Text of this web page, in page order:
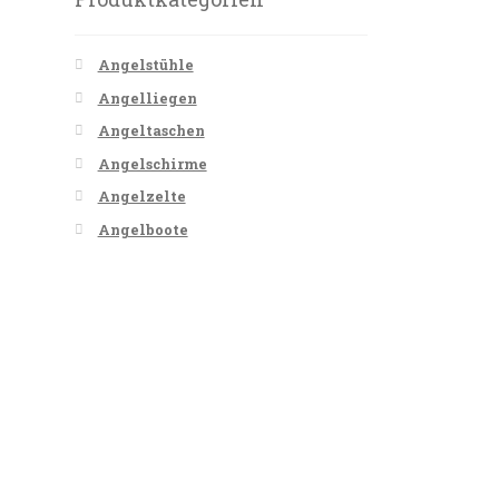
Angelstühle
Angelliegen
Angeltaschen
Angelschirme
Angelzelte
Angelboote